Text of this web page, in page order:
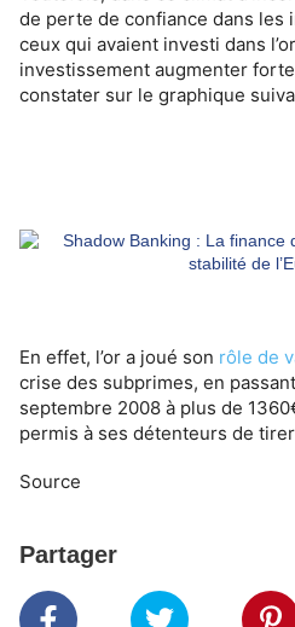
de perte de confiance dans les
ceux qui avaient investi dans
investissement augmenter
constater sur le graphique
En effet, l’or a joué son rôle de
crise des subprimes, en
septembre 2008 à plus de
permis à ses détenteurs de
Source
Partager